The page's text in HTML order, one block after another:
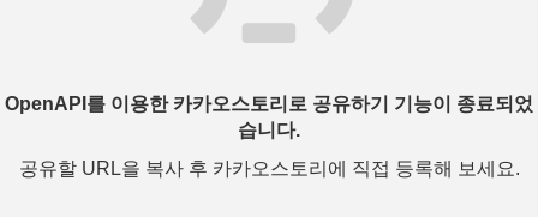
OpenAPI를 이용한 카카오스토리로 공유하기 기능이 종료되었
습니다.
공유할 URL을 복사 후 카카오스토리에 직접 등록해 보세요.